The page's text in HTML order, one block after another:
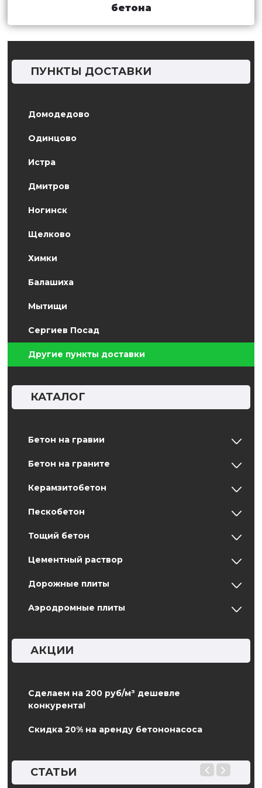
ПУНКТЫ ДОСТАВКИ
Домодедово
Одинцово
Истра
Дмитров
Ногинск
Щелково
Химки
Балашиха
Мытищи
Сергиев Посад
Другие пункты доставки
КАТАЛОГ
Бетон на гравии
Бетон на граните
Керамзитобетон
Пескобетон
Тощий бетон
Цементный раствор
Дорожные плиты
Аэродромные плиты
АКЦИИ
Сделаем на 200 руб/м³ дешевле
конкурента!
Скидка 20% на аренду бетононасоса
СТАТЬИ
бетона